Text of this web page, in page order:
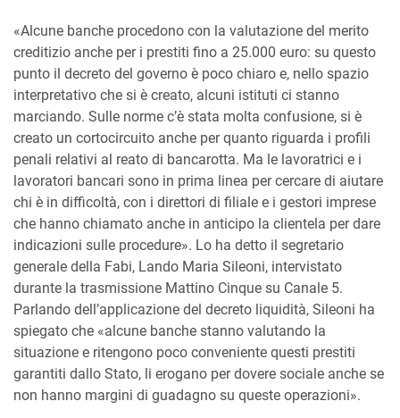
«Alcune banche procedono con la valutazione del merito
creditizio anche per i prestiti fino a 25.000 euro: su questo
punto il decreto del governo è poco chiaro e, nello spazio
interpretativo che si è creato, alcuni istituti ci stanno
marciando. Sulle norme c’è stata molta confusione, si è
creato un cortocircuito anche per quanto riguarda i profili
penali relativi al reato di bancarotta. Ma le lavoratrici e i
lavoratori bancari sono in prima linea per cercare di aiutare
chi è in difficoltà, con i direttori di filiale e i gestori imprese
che hanno chiamato anche in anticipo la clientela per dare
indicazioni sulle procedure». Lo ha detto il segretario
generale della Fabi, Lando Maria Sileoni, intervistato
durante la trasmissione Mattino Cinque su Canale 5.
Parlando dell’applicazione del decreto liquidità, Sileoni ha
spiegato che «alcune banche stanno valutando la
situazione e ritengono poco conveniente questi prestiti
garantiti dallo Stato, li erogano per dovere sociale anche se
non hanno margini di guadagno su queste operazioni».